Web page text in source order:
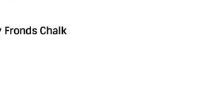
Fronds Chalk